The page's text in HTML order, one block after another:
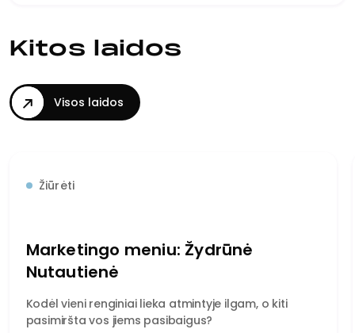
Kitos laidos
Visos laidos
Žiūrėti
Marketingo meniu: Žydrūnė
Nutautienė
Kodėl vieni renginiai lieka atmintyje ilgam, o kiti
pasimiršta vos jiems pasibaigus?